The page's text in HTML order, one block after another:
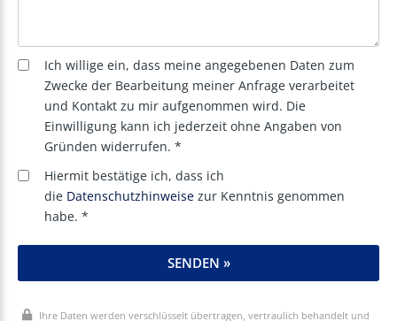
Ich willige ein, dass meine angegebenen Daten zum
Zwecke der Bearbeitung meiner Anfrage verarbeitet
und Kontakt zu mir aufgenommen wird. Die
Einwilligung kann ich jederzeit ohne Angaben von
Gründen widerrufen. *
Hiermit bestätige ich, dass ich
die Datenschutzhinweise zur Kenntnis genommen
habe. *
SENDEN »
Ihre Daten werden verschlüsselt übertragen, vertraulich behandelt und